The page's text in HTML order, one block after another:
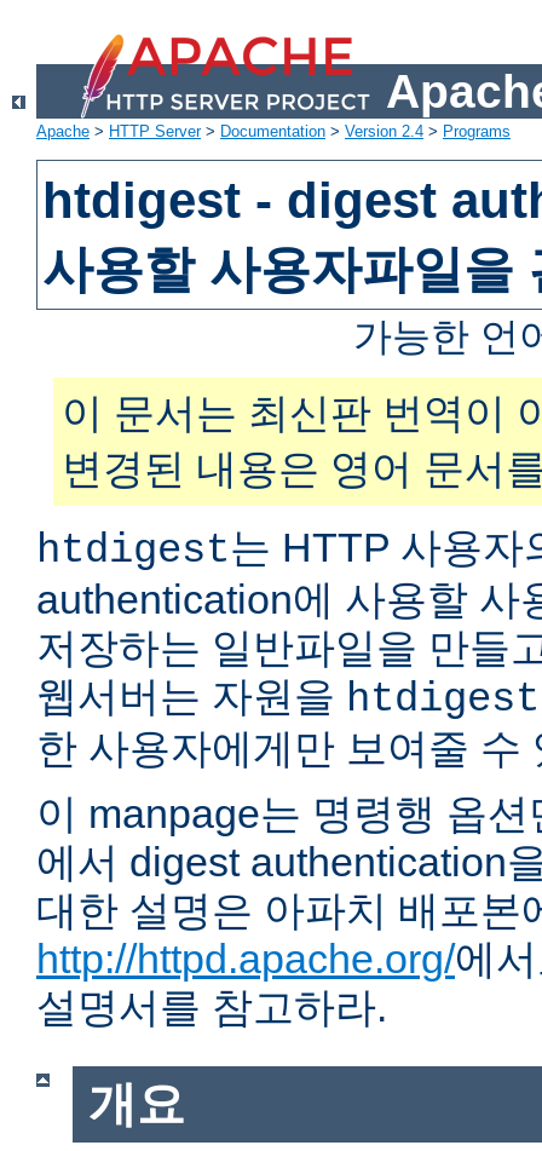
Apache > HTTP Server> Documentation > Version 2.4 > Programs
htdigest - digest
사용할 사용자파일을
가능한 언
이 문서는 최신판 번역이
변경된 내용은 영어 문서
htdigest는 HTTP 사용자
authentication에 사용할 사
저장하는 일반파일을 만들
웹서버는 자원을 htdigest
한 사용자에게만 보여줄 수
이 manpage는 명령행 옵
에서 digest authentication
대한 설명은 아파치 배포본
http://httpd.apache.org/에
설명서를 참고하라.
개요